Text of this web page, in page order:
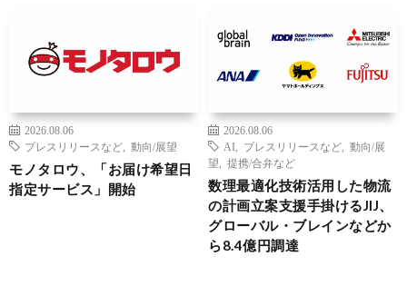
2026.08.06
プレスリリースなど
動向/展望
モノタロウ、「お届け希望日
指定サービス」開始
2026.08.06
AI
プレスリリースなど
動向/展
望
提携/合弁など
数理最適化技術活用した物流
の計画立案支援手掛けるJIJ、
グローバル・ブレインなどか
ら8.4億円調達